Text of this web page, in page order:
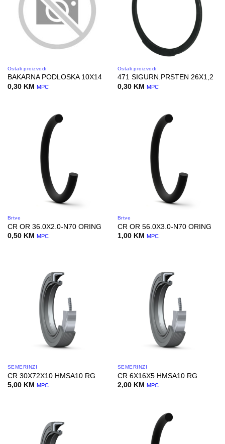
Ostali proizvodi
BAKARNA PODLOSKA 10X14
0,30 KM MPC
Ostali proizvodi
471 SIGURN.PRSTEN 26X1,2
0,30 KM MPC
Brtve
CR OR 36.0X2.0-N70 ORING
0,50 KM MPC
Brtve
CR OR 56.0X3.0-N70 ORING
1,00 KM MPC
SEMERINZI
CR 30X72X10 HMSA10 RG
5,00 KM MPC
SEMERINZI
CR 6X16X5 HMSA10 RG
2,00 KM MPC